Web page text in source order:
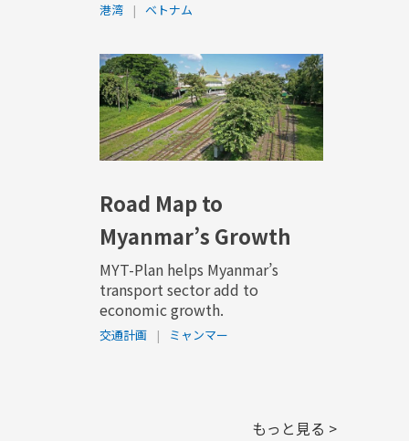
港湾 | ベトナム
Road Map to
Myanmar’s Growth
MYT-Plan helps Myanmar’s
transport sector add to
economic growth.
交通計画 | ミャンマー
もっと見る >